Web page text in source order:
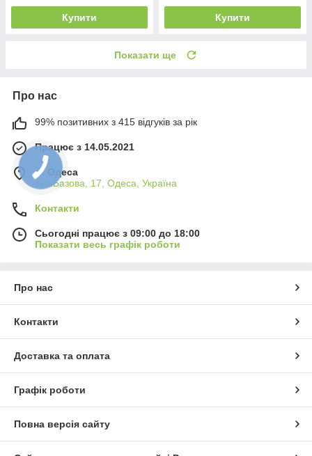
Купити Купити
Показати ще
Про нас
99% позитивних з 415 відгуків за рік
Працює з 14.05.2021
м. Одеса
вул.Базова, 17, Одеса, Україна
Контакти
Сьогодні працює з 09:00 до 18:00
Показати весь графік роботи
Про нас
Контакти
Доставка та оплата
Графік роботи
Повна версія сайту